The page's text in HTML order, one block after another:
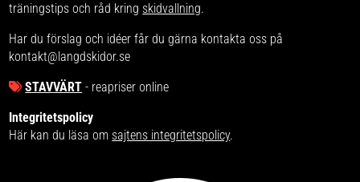
träningstips och råd kring skidvallning.
Har du förslag och idéer får du gärna kontakta oss på
kontakt@langdskidor.se
STAVVÄRT - reapriser online
Integritetspolicy
Här kan du läsa om sajtens integritetspolicy.